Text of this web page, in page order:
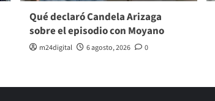
Qué declaró Candela Arizaga
sobre el episodio con Moyano
m24digital 6 agosto, 2026 0